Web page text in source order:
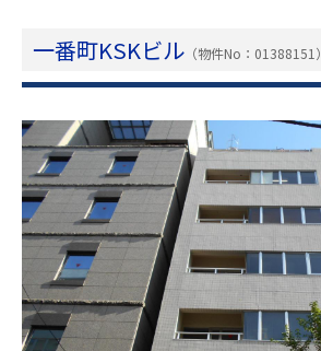
一番町KSKビル （物件No：01388151）